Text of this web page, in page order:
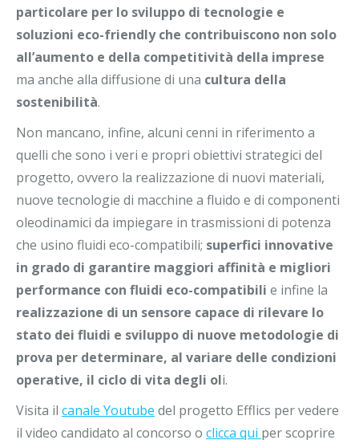
particolare per lo sviluppo di tecnologie e
soluzioni eco-friendly che contribuiscono non solo
all’aumento e della competitività della imprese
ma anche alla diffusione di una cultura della
sostenibilità.
Non mancano, infine, alcuni cenni in riferimento a
quelli che sono i veri e propri obiettivi strategici del
progetto, ovvero la realizzazione di nuovi materiali,
nuove tecnologie di macchine a fluido e di componenti
oleodinamici da impiegare in trasmissioni di potenza
che usino fluidi eco-compatibili; superfici innovative
in grado di garantire maggiori affinità e migliori
performance con fluidi eco-compatibili e infine la
realizzazione di un sensore capace di rilevare lo
stato dei fluidi e sviluppo di nuove metodologie di
prova per determinare, al variare delle condizioni
operative, il ciclo di vita degli oli.
Visita il canale Youtube del progetto Efflics per vedere
il video candidato al concorso o clicca qui per scoprire